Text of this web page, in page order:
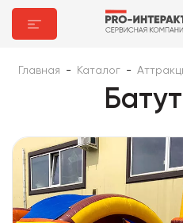
Главная - Каталог -